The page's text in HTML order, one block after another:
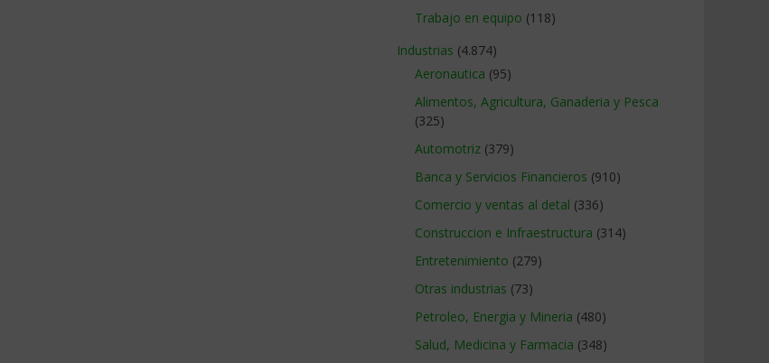
Trabajo en equipo (118)
Industrias (4.874)
Aeronautica (95)
Alimentos, Agricultura, Ganaderia y Pesca
(325)
Automotriz (379)
Banca y Servicios Financieros (910)
Comercio y ventas al detal (336)
Construccion e Infraestructura (314)
Entretenimiento (279)
Otras industrias (73)
Petroleo, Energia y Mineria (480)
Salud, Medicina y Farmacia (348)